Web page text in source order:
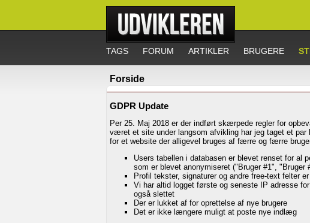
TAGS FORUM ARTIKLER BRUGERE
Forside
GDPR Update
Per 25. Maj 2018 er der indført skærpede regler for
været et site under langsom afvikling har jeg taget et par
for et website der alligevel bruges af færre og færre
Users tabellen i databasen er blevet renset for al
som er blevet anonymiseret ("Bruger #1", "Bruger
Profil tekster, signaturer og andre free-text felter
Vi har altid logget første og seneste IP adresse
også slettet
Der er lukket af for oprettelse af nye brugere
Det er ikke længere muligt at poste nye indlæg